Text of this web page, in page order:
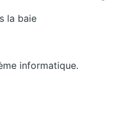
la baie
informatique.